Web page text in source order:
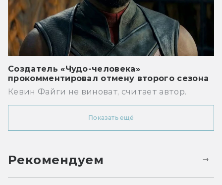
Создатель «Чудо-человека»
прокомментировал отмену второго сезона
Кевин Файги не виноват, считает автор.
Показать ещё
Рекомендуем